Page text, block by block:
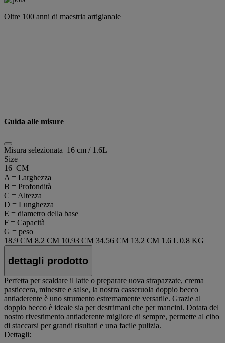
Oltre 100 anni di maestria artigianale
Guida alle misure
Misura selezionata 16 cm / 1.6L
Size
16 CM
A = Larghezza
B = Profondità
C = Altezza
D = Lunghezza
E = diametro della base
F = Capacità
G = peso
18.9 CM 8.2 CM 10.93 CM 34.56 CM 13.2 CM 1.6 L 0.8 KG
dettagli prodotto
Perfetta per scaldare il latte o preparare uova strapazzate, crema
pasticcera, minestre e salse, la nostra casseruola doppio becco
antiaderente è uno strumento estremamente versatile. Grazie al
doppio becco è ideale sia per destrimani che per mancini. Dotata del
nostro rivestimento antiaderente migliore di sempre, permette al cibo
di staccarsi per grandi risultati e una facile pulizia.
Dettagli: